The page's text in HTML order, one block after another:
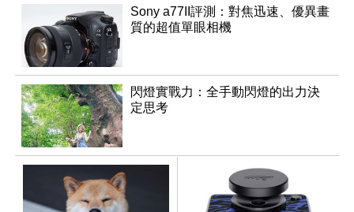
Sony a77II評測：對焦迅速、優異畫
質的超值單眼相機
閃燈實戰力：全手動閃燈的出力決
定思考